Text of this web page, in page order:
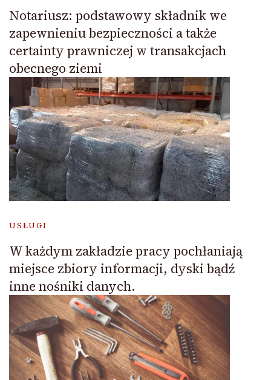
Notariusz: podstawowy składnik we
zapewnieniu bezpieczności a także
certainty prawniczej w transakcjach
obecnego ziemi
USŁUGI
W każdym zakładzie pracy pochłaniają
miejsce zbiory informacji, dyski bądź
inne nośniki danych.